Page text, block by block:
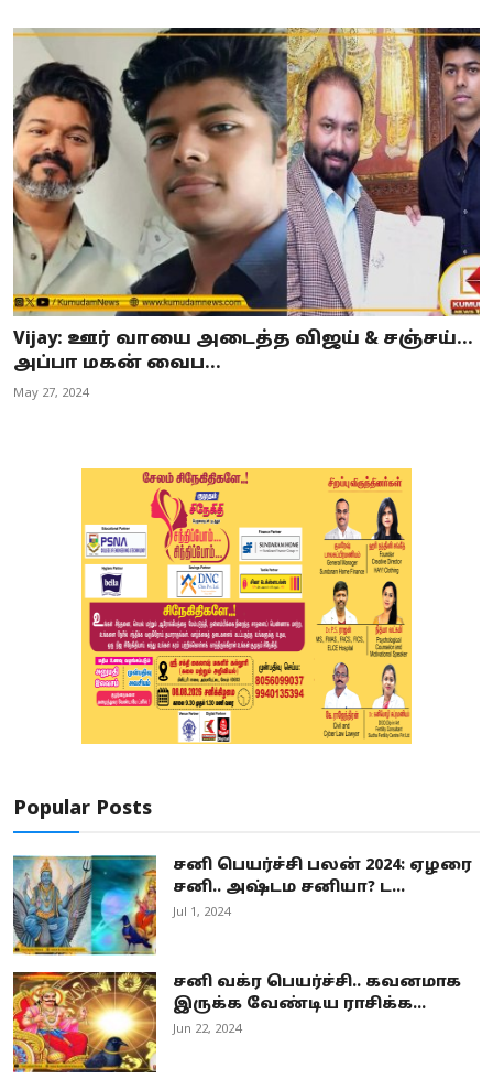
Vijay: ஊர் வாயை அடைத்த விஜய் & சஞ்சய்...
அப்பா மகன் வைப...
May 27, 2024
Popular Posts
சனி பெயர்ச்சி பலன் 2024: ஏழரை
சனி.. அஷ்டம சனியா? ட...
Jul 1, 2024
சனி வக்ர பெயர்ச்சி.. கவனமாக
இருக்க வேண்டிய ராசிக்க...
Jun 22, 2024